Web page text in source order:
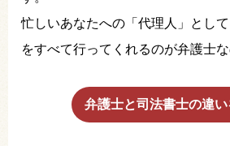
忙しいあなたへの「代理人」とし
をすべて行ってくれるのが弁護士な
弁護士と司法書士の違い